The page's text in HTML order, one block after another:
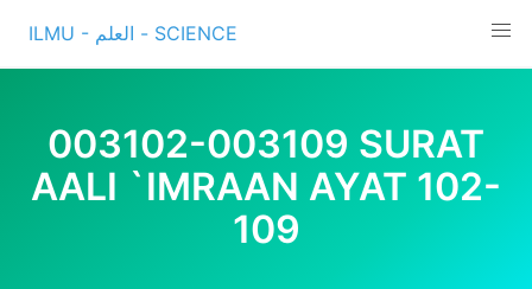
content
ILMU - العلم - SCIENCE
003102-003109 SURAT
AALI `IMRAAN AYAT 102-
109